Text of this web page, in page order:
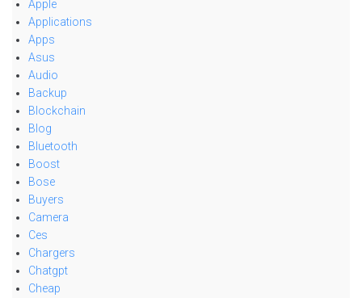
Apple
Applications
Apps
Asus
Audio
Backup
Blockchain
Blog
Bluetooth
Boost
Bose
Buyers
Camera
Ces
Chargers
Chatgpt
Cheap